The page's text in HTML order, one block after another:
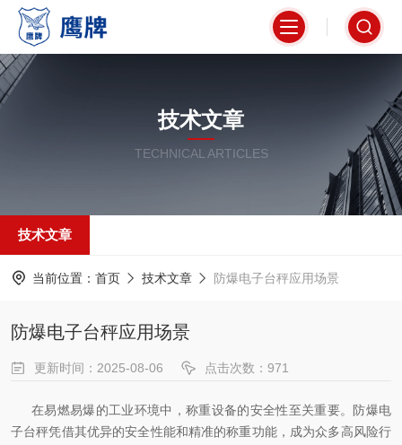
技术文章
TECHNICAL ARTICLES
技术文章
当前位置： 首页 技术文章 防爆电子台秤应用场景
防爆电子台秤应用场景
更新时间：2025-08-06 点击次数：971
在易燃易爆的工业环境中，称重设备的安全性至关重要。防爆电
子台秤凭借其优异的安全性能和精准的称重功能，成为众多高风险行